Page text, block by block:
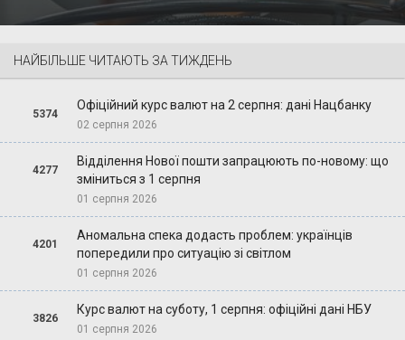
НАЙБІЛЬШЕ ЧИТАЮТЬ ЗА ТИЖДЕНЬ
5374
Офіційний курс валют на 2 серпня: дані Нацбанку
02 серпня 2026
4277
Відділення Нової пошти запрацюють по-новому: що
зміниться з 1 серпня
01 серпня 2026
4201
Аномальна спека додасть проблем: українців
попередили про ситуацію зі світлом
01 серпня 2026
3826
Курс валют на суботу, 1 серпня: офіційні дані НБУ
01 серпня 2026